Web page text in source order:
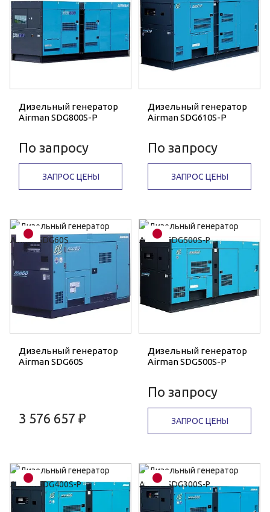
Дизельный генератор
Airman SDG800S-P
По запросу
ЗАПРОС ЦЕНЫ
Дизельный генератор
Airman SDG610S-P
По запросу
ЗАПРОС ЦЕНЫ
Дизельный генератор
Airman SDG60S
3 576 657 ₽
Дизельный генератор
Airman SDG500S-P
По запросу
ЗАПРОС ЦЕНЫ